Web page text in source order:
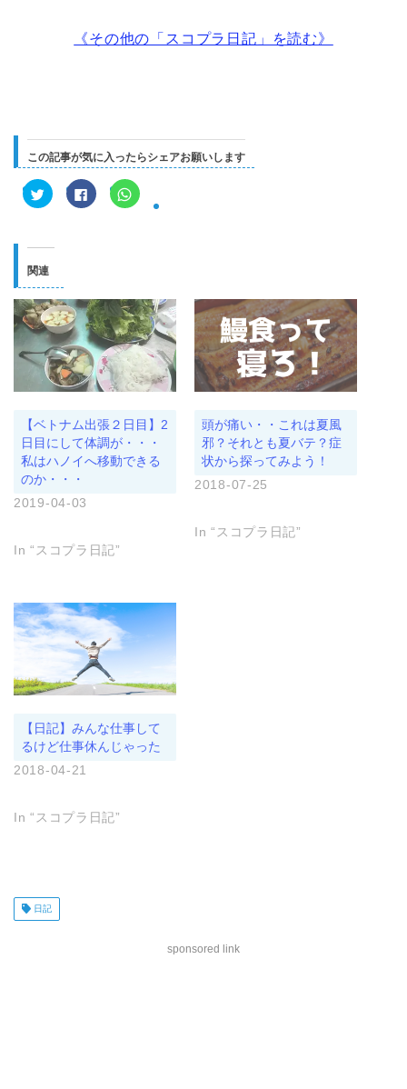
《その他の「スコプラ日記」を読む》
この記事が気に入ったらシェアお願いします
ク
リ
て
w
i
t
t
e
r
で
共
有
(
新
し
ィ
ン
ド
ウ
で
き
ま
す
F
a
有
す
る
に
は
ク
リ
ッ
ク
く
だ
さ
い
(
ウ
で
す
)
ク
リ
s
A
p
p
で
共
有
(
新
ウ
ィ
ン
ウ
関連
【ベトナム出張２日目】2
日目にして体調が・・・
私はハノイへ移動できる
のか・・・
2019-04-03
In “スコプラ日記”
頭が痛い・・これは夏風
邪？それとも夏バテ？症
状から探ってみよう！
2018-07-25
In “スコプラ日記”
【日記】みんな仕事して
るけど仕事休んじゃった
2018-04-21
In “スコプラ日記”
日記
sponsored link